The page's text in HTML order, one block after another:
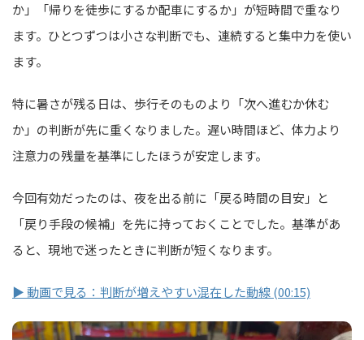
か」「帰りを徒歩にするか配車にするか」が短時間で重なり
ます。ひとつずつは小さな判断でも、連続すると集中力を使い
ます。
特に暑さが残る日は、歩行そのものより「次へ進むか休む
か」の判断が先に重くなりました。遅い時間ほど、体力より
注意力の残量を基準にしたほうが安定します。
今回有効だったのは、夜を出る前に「戻る時間の目安」と
「戻り手段の候補」を先に持っておくことでした。基準があ
ると、現地で迷ったときに判断が短くなります。
▶ 動画で見る：判断が増えやすい混在した動線 (00:15)